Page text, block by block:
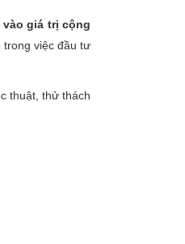
vào giá trị cộng
trong việc đầu tư
thuật, thử thách